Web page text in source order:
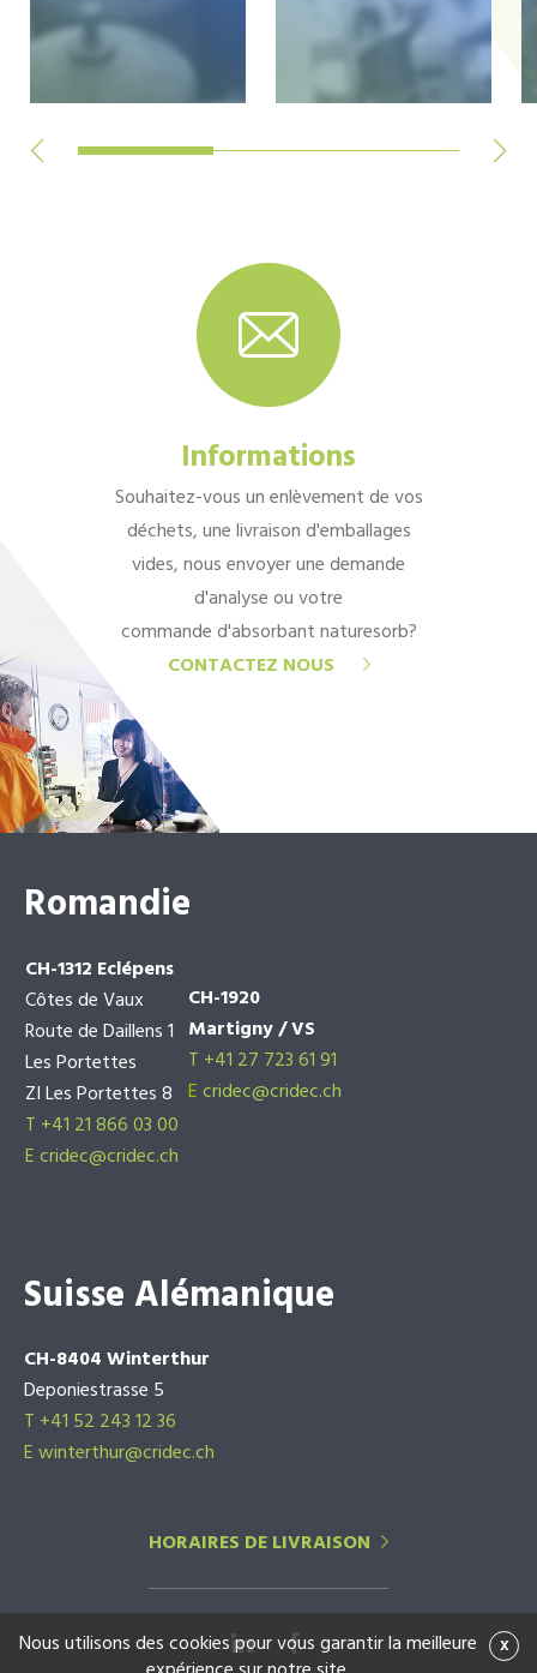
Informations
Souhaitez-vous un enlèvement de vos
déchets, une livraison d'emballages
vides, nous envoyer une demande
d'analyse ou votre
commande d'absorbant naturesorb?
CONTACTEZ NOUS
Romandie
CH-1312 Eclépens
Côtes de Vaux
Route de Daillens 1
Les Portettes
ZI Les Portettes 8
T +41 21 866 03 00
Ecridec@cridec.ch
CH-1920
Martigny / VS
T +41 27 723 61 91
Ecridec@cridec.ch
Suisse Alémanique
CH-8404 Winterthur
Deponiestrasse 5
T +41 52 243 12 36
E winterthur@cridec.ch
HORAIRES DE LIVRAISON
x
Nous utilisons des cookies pour vous garantir la meilleure